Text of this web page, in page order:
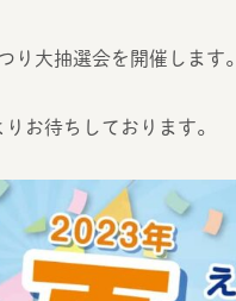
り大抽選会を開催します。
お待ちしております。